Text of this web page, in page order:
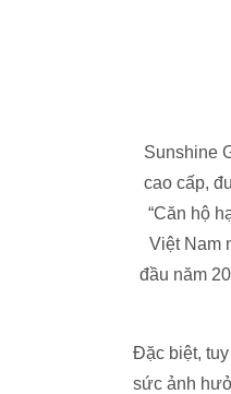
Sunshine
cao cấp,
“Căn hộ
Việt Nam
đầu năm
Đặc biệt,
sức ảnh